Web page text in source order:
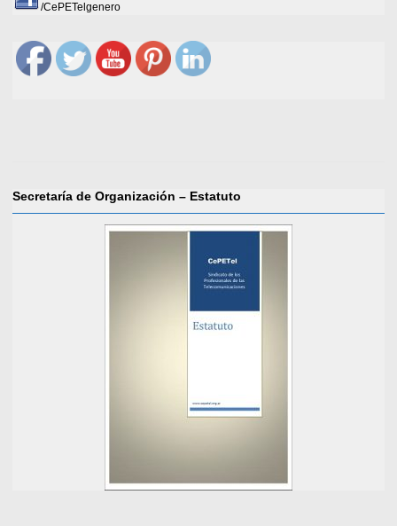
/CePETelgenero
Secretaría de Organización – Estatuto